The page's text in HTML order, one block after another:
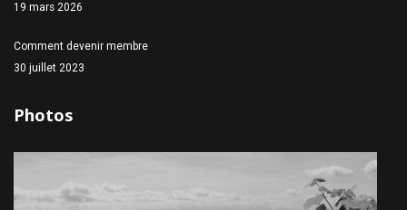
19 mars 2026
Comment devenir membre
30 juillet 2023
Photos